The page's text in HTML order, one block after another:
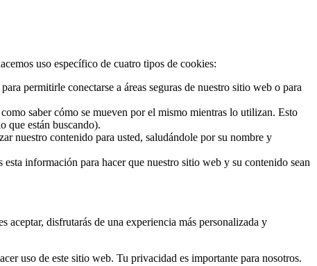
uso específico de cuatro tipos de cookies:
permitirle conectarse a áreas seguras de nuestro sitio web o para
saber cómo se mueven por el mismo mientras lo utilizan. Esto
que están buscando).
nuestro contenido para usted, saludándole por su nombre y
información para hacer que nuestro sitio web y su contenido sean
aceptar, disfrutarás de una experiencia más personalizada y
uso de este sitio web. Tu privacidad es importante para nosotros.